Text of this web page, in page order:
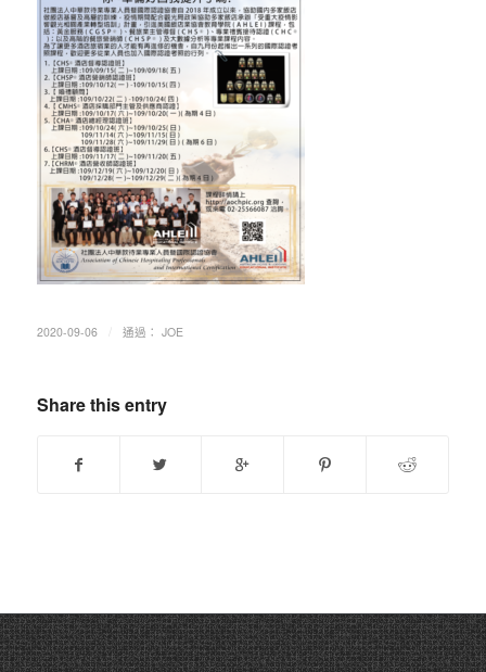
2020-09-06 通過： JOE
Share this entry